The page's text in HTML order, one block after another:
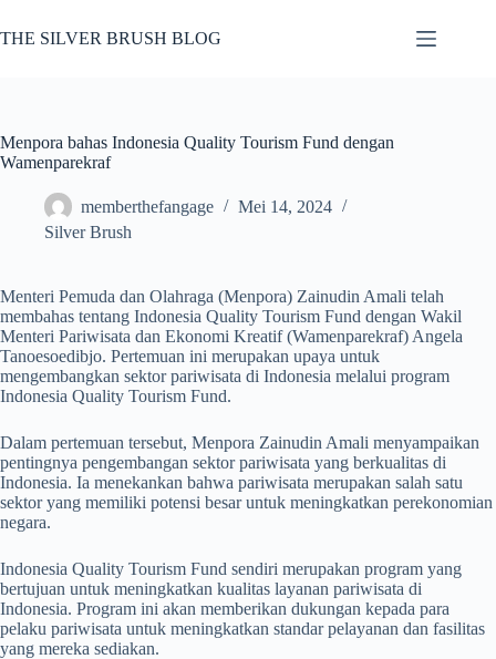
to
content
THE SILVER BRUSH BLOG
Menpora bahas Indonesia Quality Tourism Fund dengan
Wamenparekraf
memberthefangage
Mei 14, 2024
Silver Brush
Menteri Pemuda dan Olahraga (Menpora) Zainudin Amali telah
membahas tentang Indonesia Quality Tourism Fund dengan Wakil
Menteri Pariwisata dan Ekonomi Kreatif (Wamenparekraf) Angela
Tanoesoedibjo. Pertemuan ini merupakan upaya untuk
mengembangkan sektor pariwisata di Indonesia melalui program
Indonesia Quality Tourism Fund.
Dalam pertemuan tersebut, Menpora Zainudin Amali menyampaikan
pentingnya pengembangan sektor pariwisata yang berkualitas di
Indonesia. Ia menekankan bahwa pariwisata merupakan salah satu
sektor yang memiliki potensi besar untuk meningkatkan perekonomian
negara.
Indonesia Quality Tourism Fund sendiri merupakan program yang
bertujuan untuk meningkatkan kualitas layanan pariwisata di
Indonesia. Program ini akan memberikan dukungan kepada para
pelaku pariwisata untuk meningkatkan standar pelayanan dan fasilitas
yang mereka sediakan.